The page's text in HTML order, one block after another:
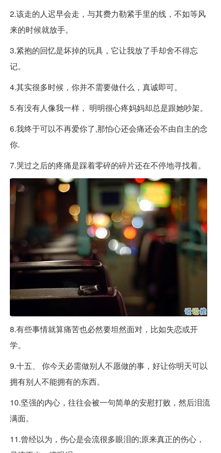
2.该走的人迟早会走，与其费力勒紧手里的线，不如等风
来的时候就放手。
3.紧抱的回忆是坏掉的玩具，它让我放了手却舍不得忘
记。
4.其实很多时候，你并不需要做什么，真诚即可。
5.有没有人像我一样， 明明很心疼妈妈却总是跟她吵架。
6.我终于可以不再爱你了,那怕心还会痛还会不由自主的念
你.
7.哭过之后的疼痛是踩着零碎的碎片还在不停地寻找着。
8.有些事情就算痛苦也必然要坦然面对，比如失恋或开
学。
9.十五、 你今天必需做别人不愿做的事，好让你明天可以
拥有别人不能拥有的东西。
10.坚强的内心，往往会被一句简单的安慰打败，然后泪流
满面。
11.曾经以为，伤心是会流很多眼泪的;原来真正的伤心，